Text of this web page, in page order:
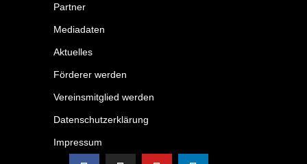
Partner
Mediadaten
Aktuelles
Förderer werden
Vereinsmitglied werden
Datenschutzerklärung
Impressum